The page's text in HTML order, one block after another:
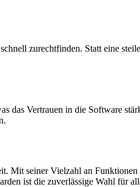
zurechtfinden. Statt eine
Vertrauen in die Software
Mit seiner Vielzahl an
ist die zuverlässige Wahl für